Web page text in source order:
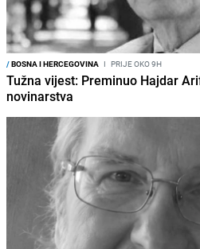
/BOSNA I HERCEGOVINA I PRIJE OKO 9H
Tužna vijest: Preminuo Hajdar
novinarstva